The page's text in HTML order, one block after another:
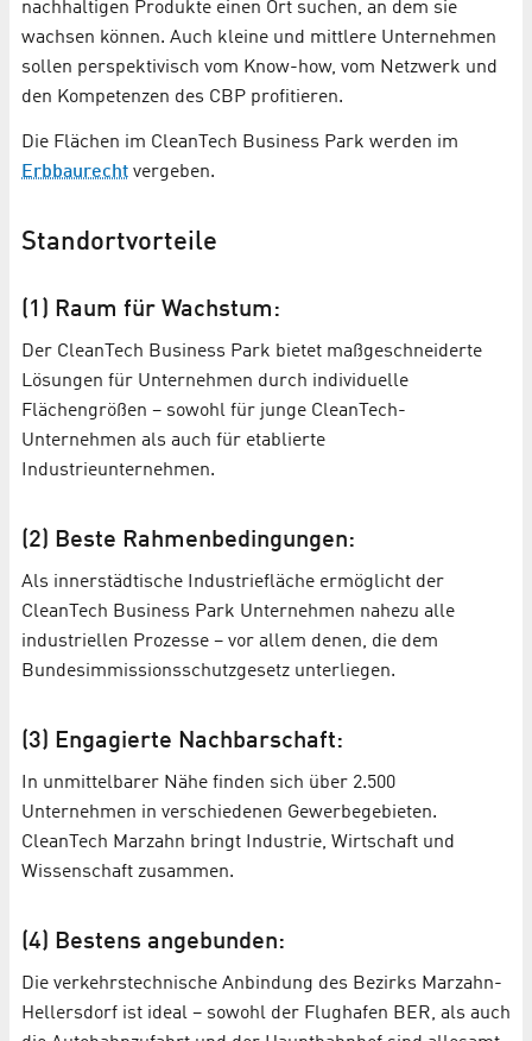
nachhaltigen Produkte einen Ort suchen, an dem sie
wachsen können. Auch kleine und mittlere Unternehmen
sollen perspektivisch vom Know-how, vom Netzwerk und
den Kompetenzen des CBP profitieren.
Die Flächen im CleanTech Business Park werden im
Erbbaurecht vergeben.
Standortvorteile
(1) Raum für Wachstum:
Der CleanTech Business Park bietet maßgeschneiderte
Lösungen für Unternehmen durch individuelle
Flächengrößen – sowohl für junge CleanTech-
Unternehmen als auch für etablierte
Industrieunternehmen.
(2) Beste Rahmenbedingungen:
Als innerstädtische Industriefläche ermöglicht der
CleanTech Business Park Unternehmen nahezu alle
industriellen Prozesse – vor allem denen, die dem
Bundesimmissionsschutzgesetz unterliegen.
(3) Engagierte Nachbarschaft:
In unmittelbarer Nähe finden sich über 2.500
Unternehmen in verschiedenen Gewerbegebieten.
CleanTech Marzahn bringt Industrie, Wirtschaft und
Wissenschaft zusammen.
(4) Bestens angebunden:
Die verkehrstechnische Anbindung des Bezirks Marzahn-
Hellersdorf ist ideal – sowohl der Flughafen BER, als auch